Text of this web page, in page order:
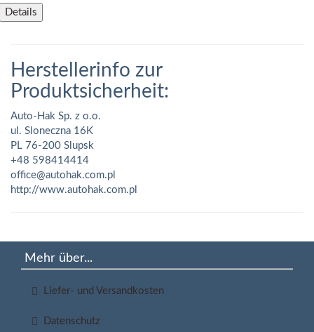
Details
Herstellerinfo zur
Produktsicherheit:
Auto-Hak Sp. z o.o.
ul. Sloneczna 16K
PL 76-200 Slupsk
+48 598414414
office@autohak.com.pl
http://www.autohak.com.pl
Mehr über...
Liefer- und Versandkosten
Datenschutz